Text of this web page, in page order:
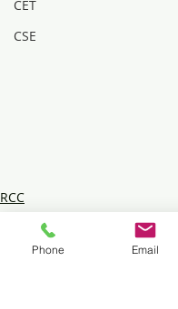
CET
CSE
RCC
Phone Email